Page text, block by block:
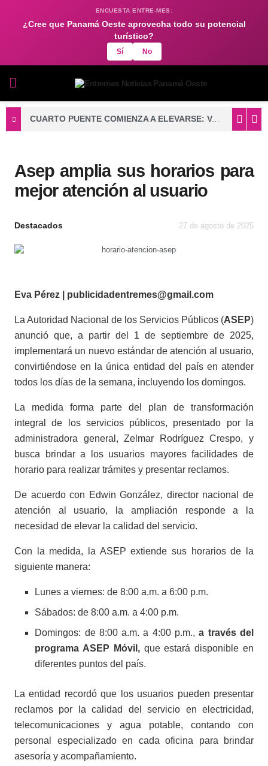
ENCUESTA ENTRE-MES:
¿Cree que Panamá Oeste aprovecha todo su potencial
turístico?
Sí No
CUARTO PUENTE COMIENZA A ELEVARSE: VACIADO DE CONCRETO FORTALECE LA BASE DE UNA DE SUS TORRES PRINCIPALES
Asep amplia sus horarios para
mejor atención al usuario
Destacados 27 de agosto de 2025
Eva Pérez | publicidadentremes@gmail.com
La Autoridad Nacional de los Servicios Públicos (ASEP)
anunció que, a partir del 1 de septiembre de 2025,
implementará un nuevo estándar de atención al usuario,
convirtiéndose en la única entidad del país en atender
todos los días de la semana, incluyendo los domingos.
La medida forma parte del plan de transformación
integral de los servicios públicos, presentado por la
administradora general, Zelmar Rodríguez Crespo, y
busca brindar a los usuarios mayores facilidades de
horario para realizar trámites y presentar reclamos.
De acuerdo con Edwin González, director nacional de
atención al usuario, la ampliación responde a la
necesidad de elevar la calidad del servicio.
Con la medida, la ASEP extiende sus horarios de la
siguiente manera:
Lunes a viernes: de 8:00 a.m. a 6:00 p.m.
Sábados: de 8:00 a.m. a 4:00 p.m.
Domingos: de 8:00 a.m. a 4:00 p.m.,a través del
programa ASEP Móvil,que estará disponible en
diferentes puntos del país.
La entidad recordó que los usuarios pueden presentar
reclamos por la calidad del servicio en electricidad,
telecomunicaciones y agua potable, contando con
personal especializado en cada oficina para brindar
asesoría y acompañamiento.